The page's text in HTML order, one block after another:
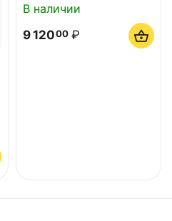
В наличии
9 12000 ₽